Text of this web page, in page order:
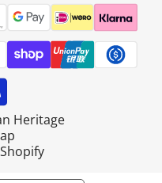
Heritage